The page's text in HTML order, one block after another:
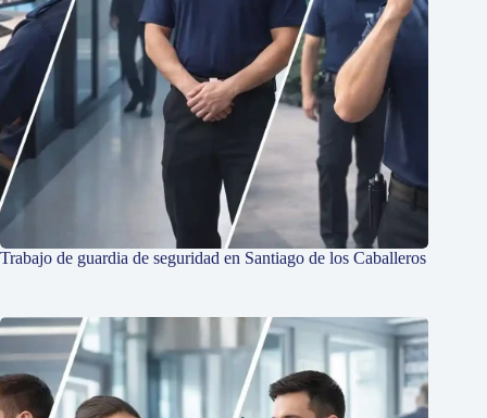
Trabajo de guardia de seguridad en Santiago de los Caballeros